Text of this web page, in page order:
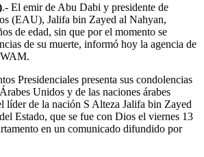
.- El emir de Abu Dabi y presidente de
(EAU), Jalifa bin Zayed al Nahyan,
de edad, sin que por el momento se
de su muerte, informó hoy la agencia de
Presidenciales presenta sus condolencias
Unidos y de las naciones árabes
de la nación S Alteza Jalifa bin Zayed
Estado, que se fue con Dios el viernes 13
en un comunicado difundido por